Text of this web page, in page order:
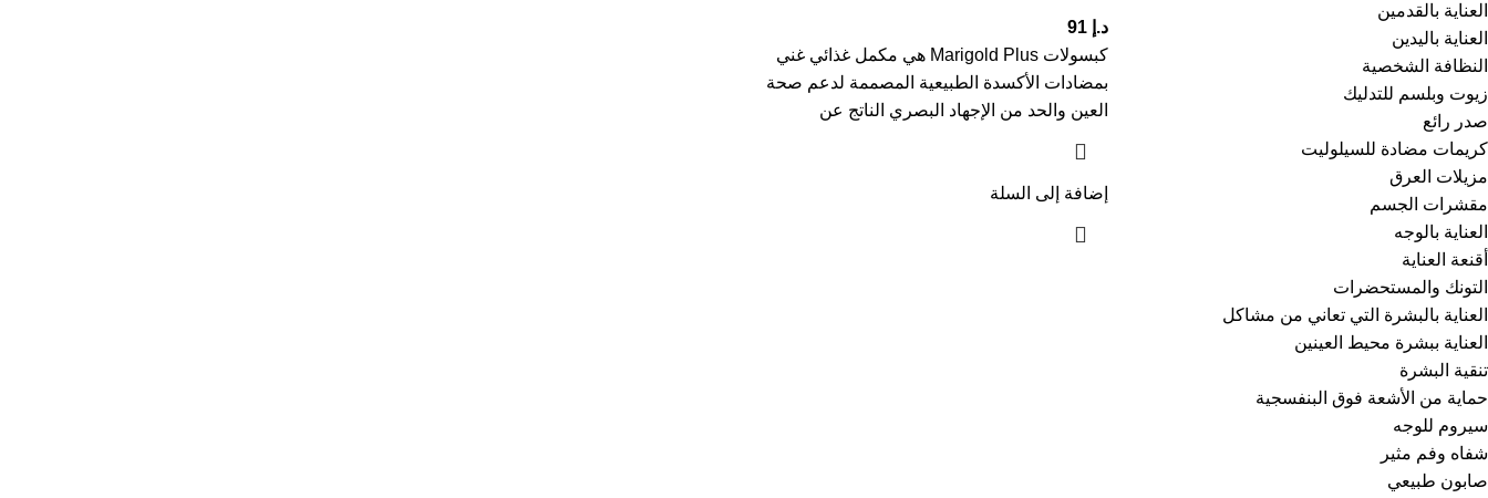
العناية بالقدمين
العناية باليدين
النظافة الشخصية
زيوت وبلسم للتدليك
صدر رائع
كريمات مضادة للسيلوليت
مزيلات العرق
مقشرات الجسم
العناية بالوجه
أقنعة العناية
التونك والمستحضرات
العناية بالبشرة التي تعاني من مشاكل
العناية ببشرة محيط العينين
تنقية البشرة
حماية من الأشعة فوق البنفسجية
سيروم للوجه
شفاه وفم مثير
صابون طبيعي
د.إ 91
كبسولات Marigold Plus هي مكمل غذائي غني
بمضادات الأكسدة الطبيعية المصممة لدعم صحة
العين والحد من الإجهاد البصري الناتج عن
إضافة إلى السلة